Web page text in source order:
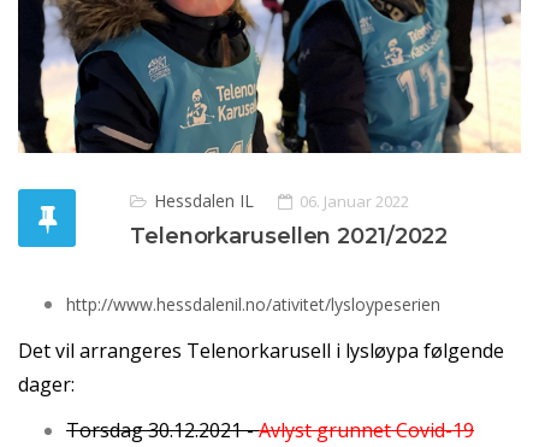
Hessdalen IL 06. Januar 2022
Telenorkarusellen 2021/2022
http://www.hessdalenil.no/ativitet/lysloypeserien
Det vil arrangeres Telenorkarusell i lysløypa følgende
dager:
Torsdag 30.12.2021 -Avlyst grunnet Covid-19